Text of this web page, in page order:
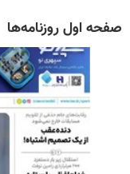
صفحه اول روزنامه‌ها